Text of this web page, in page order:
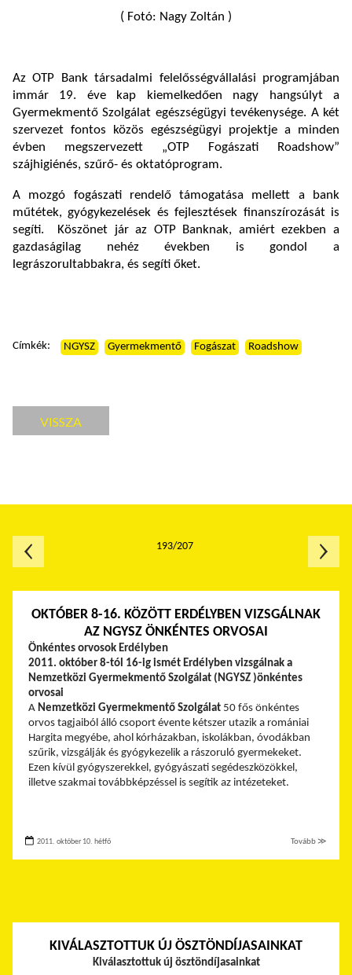
( Fotó: Nagy Zoltán )
Az OTP Bank társadalmi felelősségvállalási programjában
immár 19. éve kap kiemelkedően nagy hangsúlyt a
Gyermekmentő Szolgálat egészségügyi tevékenysége. A két
szervezet fontos közös egészségügyi projektje a minden
évben megszervezett „OTP Fogászati Roadshow”
szájhigiénés, szűrő- és oktatóprogram.
A mozgó fogászati rendelő támogatása mellett a bank
műtétek, gyógykezelések és fejlesztések finanszírozását is
segíti. Köszönet jár az OTP Banknak, amiért ezekben a
gazdaságilag nehéz években is gondol a
legrászorultabbakra, és segíti őket.
Címkék: NGYSZ Gyermekmentő Fogászat Roadshow
VISSZA
OKTÓBER 8-16. KÖZÖTT ERDÉLYBEN VIZSGÁLNAK
AZ NGYSZ ÖNKÉNTES ORVOSAI
Önkéntes orvosok Erdélyben
2011. október 8-tól 16-ig ismét Erdélyben vizsgálnak a
Nemzetközi Gyermekmentő Szolgálat (NGYSZ )önkéntes
orvosai
A Nemzetközi Gyermekmentő Szolgálat 50 fős önkéntes
orvos tagjaiból álló csoport évente kétszer utazik a romániai
Hargita megyébe, ahol kórházakban, iskolákban, óvodákban
szűrik, vizsgálják és gyógykezelik a rászoruló gyermekeket.
Ezen kívül gyógyszerekkel, gyógyászati segédeszközökkel,
illetve szakmai továbbképzéssel is segítik az intézeteket.
2011. október 10. hétfő Tovább ≫
KIVÁLASZTOTTUK ÚJ ÖSZTÖNDÍJASAINKAT
Kiválasztottuk új ösztöndíjasainkat
193/207